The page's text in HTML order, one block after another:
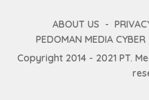
ABOUT US
PEDOMAN MEDIA CYBER
Copyright 2014 - 2021 PT.